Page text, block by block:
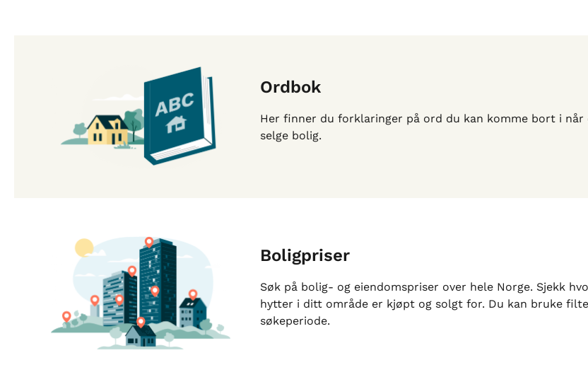
Ordbok
Her finner du forklaringer på ord du kan komme bort i når
selge bolig.
Boligpriser
Søk på bolig- og eiendomspriser over hele Norge. Sjekk
hytter i ditt område er kjøpt og solgt for. Du kan bruke
søkeperiode.